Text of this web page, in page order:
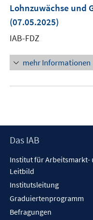
Lohnzuwächse und
(07.05.2025)
IAB-FDZ
mehr Informationen
Footer
Das IAB
Institut für Arbeitsmarkt-
Leitbild
Institutsleitung
Graduiertenprogramm
Befragungen